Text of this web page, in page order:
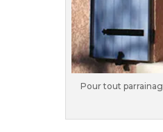
Pour tout